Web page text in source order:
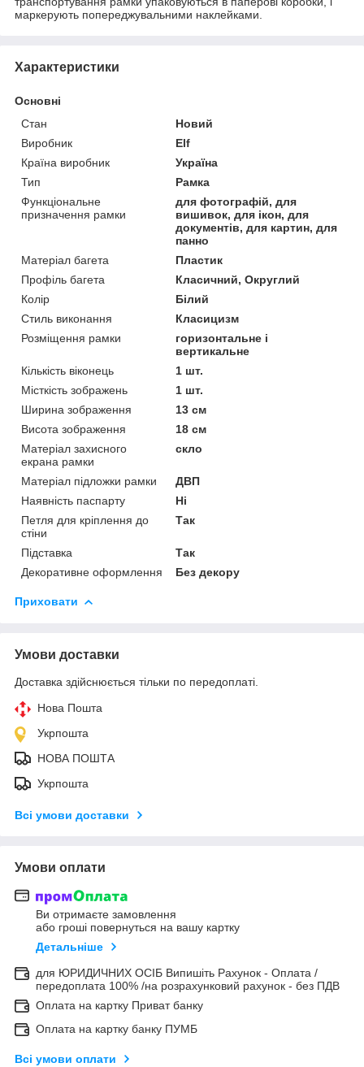
маркерують попереджувальними наклейками.
Характеристики
Основні
Стан
Новий
Виробник
Elf
Країна виробник
Україна
Тип
Рамка
Функціональне
призначення рамки
для фотографій, для
вишивок, для ікон, для
документів, для картин, для
панно
Матеріал багета
Пластик
Профіль багета
Класичний, Округлий
Колір
Білий
Стиль виконання
Класицизм
Розміщення рамки
горизонтальне і
вертикальне
Кількість віконець
1 шт.
Місткість зображень
1 шт.
Ширина зображення
13 см
Висота зображення
18 см
Матеріал захисного
екрана рамки
скло
Матеріал підложки рамки
ДВП
Наявність паспарту
Ні
Петля для кріплення до
стіни
Так
Підставка
Так
Декоративне оформлення
Без декору
Приховати
Умови доставки
Доставка здійснюється тільки по передоплаті.
Нова Пошта
Укрпошта
НОВА ПОШТА
Укрпошта
Всі умови доставки
Умови оплати
Ви отримаєте замовлення
або гроші повернуться на вашу картку
Детальніше
для ЮРИДИЧНИХ ОСІБ Випишіть Рахунок - Оплата /
передоплата 100% /на розрахунковий рахунок - без ПДВ
Оплата на картку Приват банку
Оплата на картку банку ПУМБ
Всі умови оплати